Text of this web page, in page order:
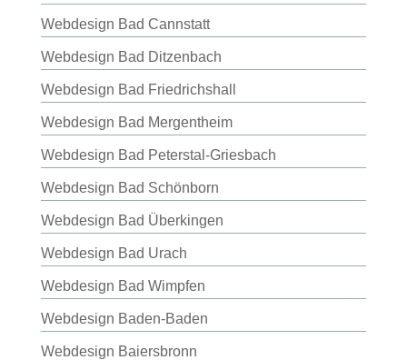
Webdesign Bad Cannstatt
Webdesign Bad Ditzenbach
Webdesign Bad Friedrichshall
Webdesign Bad Mergentheim
Webdesign Bad Peterstal-Griesbach
Webdesign Bad Schönborn
Webdesign Bad Überkingen
Webdesign Bad Urach
Webdesign Bad Wimpfen
Webdesign Baden-Baden
Webdesign Baiersbronn